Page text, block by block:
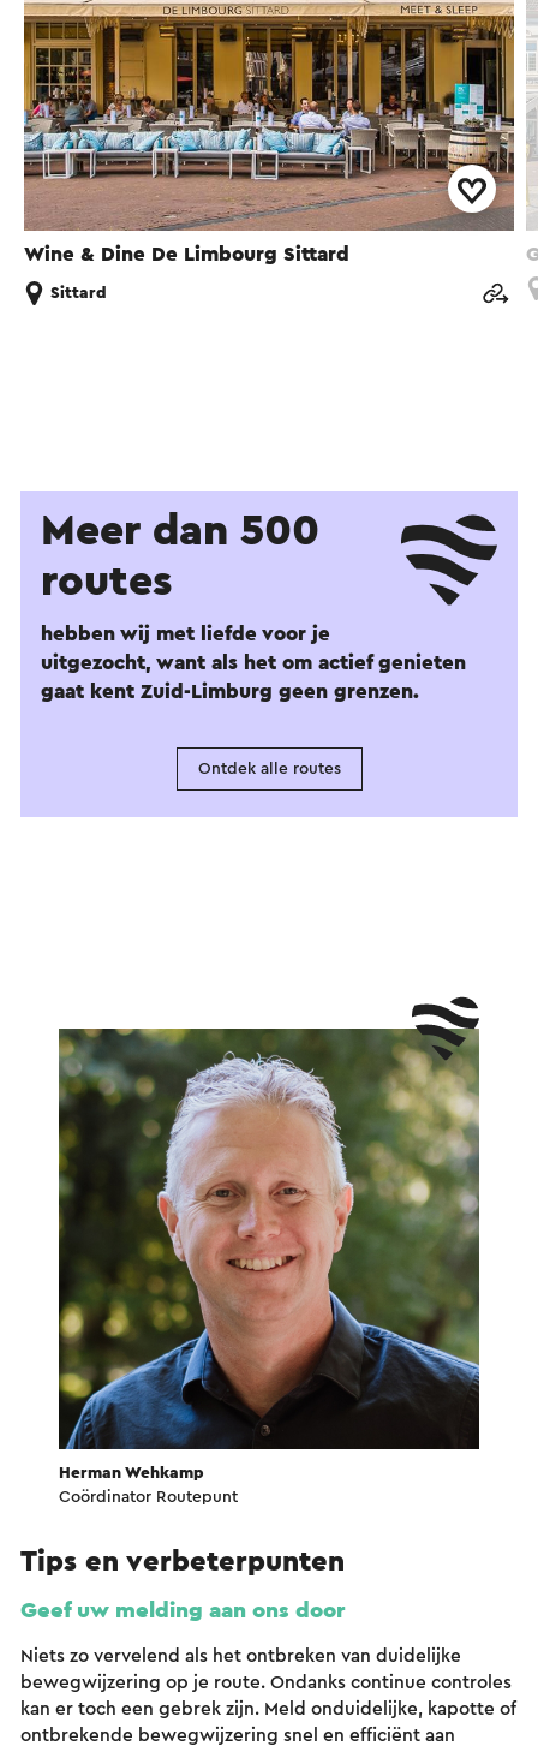
Wine & Dine De Limbourg Sittard
Sittard
Meer dan 500
routes
hebben wij met liefde voor je
uitgezocht, want als het om actief genieten
gaat kent Zuid-Limburg geen grenzen.
Ontdek alle routes
Herman Wehkamp
Coördinator Routepunt
Tips en verbeterpunten
Geef uw melding aan ons door
Niets zo vervelend als het ontbreken van duidelijke
bewegwijzering op je route. Ondanks continue controles
kan er toch een gebrek zijn. Meld onduidelijke, kapotte of
ontbrekende bewegwijzering snel en efficiënt aan